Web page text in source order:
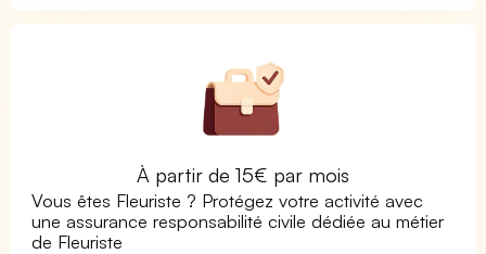
À partir de 15€ par mois
Vous êtes Fleuriste ? Protégez votre activité avec
une assurance responsabilité civile dédiée au métier
de Fleuriste